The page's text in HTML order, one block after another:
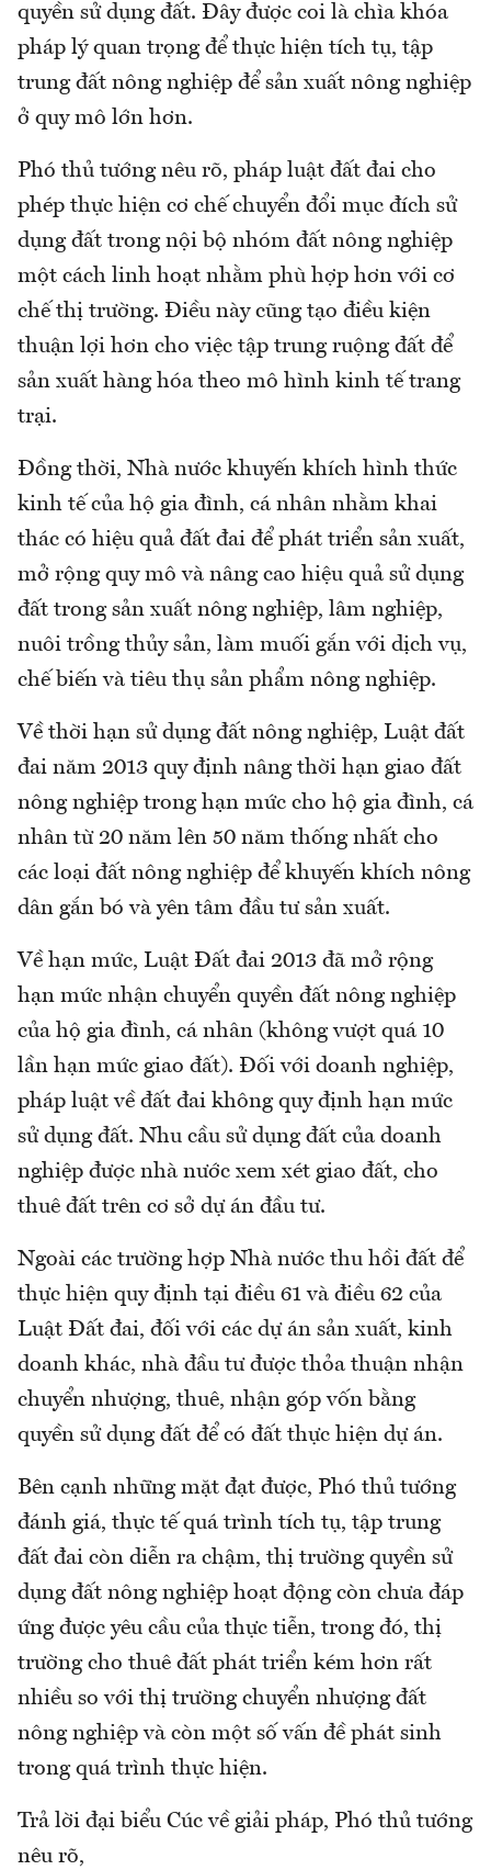
quyền sử dụng đất. Đây được coi là chìa khóa
pháp lý quan trọng để thực hiện tích tụ, tập
trung đất nông nghiệp để sản xuất nông nghiệp
ở quy mô lớn hơn.
Phó thủ tướng nêu rõ, pháp luật đất đai cho
phép thực hiện cơ chế chuyển đổi mục đích sử
dụng đất trong nội bộ nhóm đất nông nghiệp
một cách linh hoạt nhằm phù hợp hơn với cơ
chế thị trường. Điều này cũng tạo điều kiện
thuận lợi hơn cho việc tập trung ruộng đất để
sản xuất hàng hóa theo mô hình kinh tế trang
trại.
Đồng thời, Nhà nước khuyến khích hình thức
kinh tế của hộ gia đình, cá nhân nhằm khai
thác có hiệu quả đất đai để phát triển sản xuất,
mở rộng quy mô và nâng cao hiệu quả sử dụng
đất trong sản xuất nông nghiệp, lâm nghiệp,
nuôi trồng thủy sản, làm muối gắn với dịch vụ,
chế biến và tiêu thụ sản phẩm nông nghiệp.
Về thời hạn sử dụng đất nông nghiệp, Luật đất
đai năm 2013 quy định nâng thời hạn giao đất
nông nghiệp trong hạn mức cho hộ gia đình, cá
nhân từ 20 năm lên 50 năm thống nhất cho
các loại đất nông nghiệp để khuyến khích nông
dân gắn bó và yên tâm đầu tư sản xuất.
Về hạn mức, Luật Đất đai 2013 đã mở rộng
hạn mức nhận chuyển quyền đất nông nghiệp
của hộ gia đình, cá nhân (không vượt quá 10
lần hạn mức giao đất). Đối với doanh nghiệp,
pháp luật về đất đai không quy định hạn mức
sử dụng đất. Nhu cầu sử dụng đất của doanh
nghiệp được nhà nước xem xét giao đất, cho
thuê đất trên cơ sở dự án đầu tư.
Ngoài các trường hợp Nhà nước thu hồi đất để
thực hiện quy định tại điều 61 và điều 62 của
Luật Đất đai, đối với các dự án sản xuất, kinh
doanh khác, nhà đầu tư được thỏa thuận nhận
chuyển nhượng, thuê, nhận góp vốn bằng
quyền sử dụng đất để có đất thực hiện dự án.
Bên cạnh những mặt đạt được, Phó thủ tướng
đánh giá, thực tế quá trình tích tụ, tập trung
đất đai còn diễn ra chậm, thị trường quyền sử
dụng đất nông nghiệp hoạt động còn chưa đáp
ứng được yêu cầu của thực tiễn, trong đó, thị
trường cho thuê đất phát triển kém hơn rất
nhiều so với thị trường chuyển nhượng đất
nông nghiệp và còn một số vấn đề phát sinh
trong quá trình thực hiện.
Trả lời đại biểu Cúc về giải pháp, Phó thủ tướng
nêu rõ,